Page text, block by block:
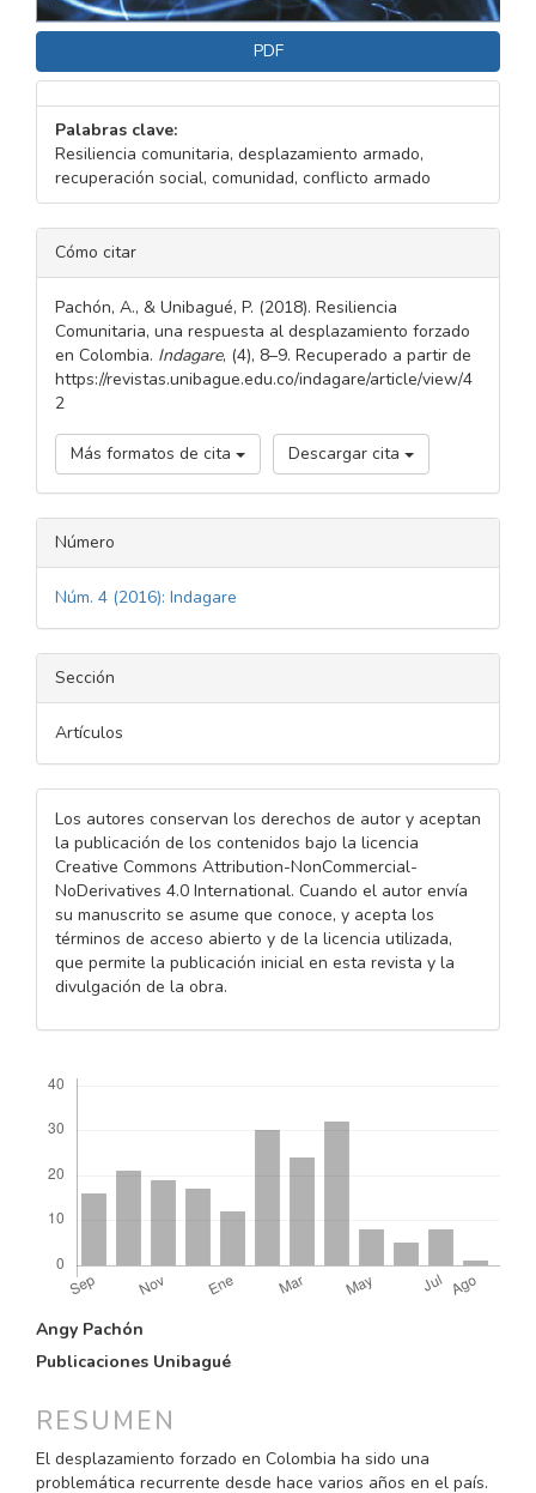
PDF
Palabras clave:
Resiliencia comunitaria, desplazamiento armado,
recuperación social, comunidad, conflicto armado
DETALLES
DEL
ARTÍCULO
Cómo citar
Pachón, A., & Unibagué, P. (2018). Resiliencia
Comunitaria, una respuesta al desplazamiento forzado
en Colombia. Indagare, (4), 8–9. Recuperado a partir de
https://revistas.unibague.edu.co/indagare/article/view/4
2
Más formatos de cita Descargar cita
Número
Núm. 4 (2016): Indagare
Sección
Artículos
Los autores conservan los derechos de autor y aceptan
la publicación de los contenidos bajo la licencia
Creative Commons Attribution-NonCommercial-
NoDerivatives 4.0 International. Cuando el autor envía
su manuscrito se asume que conoce, y acepta los
términos de acceso abierto y de la licencia utilizada,
que permite la publicación inicial en esta revista y la
divulgación de la obra.
CONTENIDO
PRINCIPAL
ARTÍCULO
Angy Pachón
Publicaciones Unibagué
RESUMEN
El desplazamiento forzado en Colombia ha sido una
problemática recurrente desde hace varios años en el país.